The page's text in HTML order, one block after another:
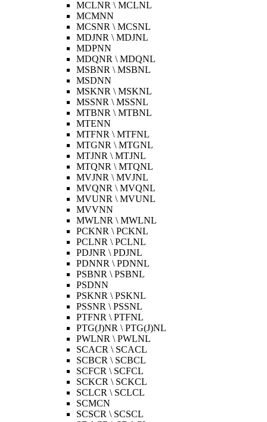
MCLNR \ MCLNL
MCMNN
MCSNR \ MCSNL
MDJNR \ MDJNL
MDPNN
MDQNR \ MDQNL
MSBNR \ MSBNL
MSDNN
MSKNR \ MSKNL
MSSNR \ MSSNL
MTBNR \ MTBNL
MTENN
MTFNR \ MTFNL
MTGNR \ MTGNL
MTJNR \ MTJNL
MTQNR \ MTQNL
MVJNR \ MVJNL
MVQNR \ MVQNL
MVUNR \ MVUNL
MVVNN
MWLNR \ MWLNL
PCKNR \ PCKNL
PCLNR \ PCLNL
PDJNR \ PDJNL
PDNNR \ PDNNL
PSBNR \ PSBNL
PSDNN
PSKNR \ PSKNL
PSSNR \ PSSNL
PTFNR \ PTFNL
PTG(J)NR \ PTG(J)NL
PWLNR \ PWLNL
SCACR \ SCACL
SCBCR \ SCBCL
SCFCR \ SCFCL
SCKCR \ SCKCL
SCLCR \ SCLCL
SCMCN
SCSCR \ SCSCL